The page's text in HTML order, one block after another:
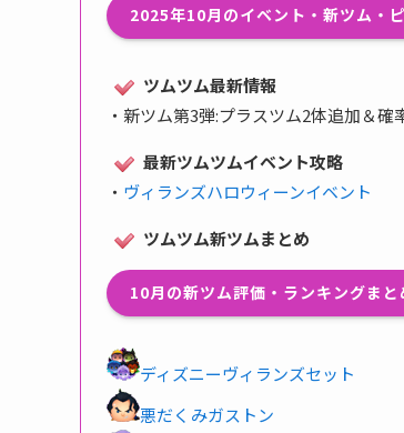
2025年10月のイベント・新ツム・
ツムツム最新情報
・ 新ツム第3弾:プラスツム2体追加＆確
最新ツムツムイベント攻略
・ ヴィランズハロウィーンイベント
ツムツム新ツムまとめ
10月の新ツム評価・ランキングまと
ディズニーヴィランズセット
悪だくみガストン